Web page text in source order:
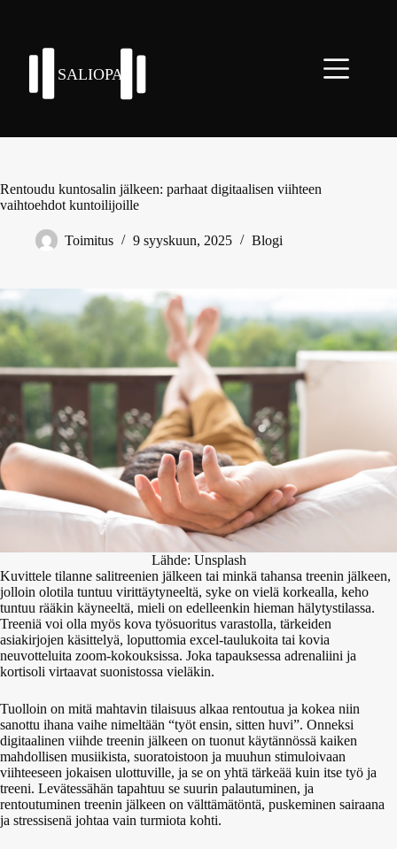
Rentoudu kuntosalin jälkeen: parhaat digitaalisen viihteen
vaihtoehdot kuntoilijoille
Toimitus 9 syyskuun, 2025 Blogi
Lähde: Unsplash
Kuvittele tilanne salitreenien jälkeen tai minkä tahansa treenin jälkeen,
jolloin olotila tuntuu virittäytyneeltä, syke on vielä korkealla, keho
tuntuu rääkin käyneeltä, mieli on edelleenkin hieman hälytystilassa.
Treeniä voi olla myös kova työsuoritus varastolla, tärkeiden
asiakirjojen käsittelyä, loputtomia excel-taulukoita tai kovia
neuvotteluita zoom-kokouksissa. Joka tapauksessa adrenaliini ja
kortisoli virtaavat suonistossa vieläkin.
Tuolloin on mitä mahtavin tilaisuus alkaa rentoutua ja kokea niin
sanottu ihana vaihe nimeltään “työt ensin, sitten huvi”. Onneksi
digitaalinen viihde treenin jälkeen on tuonut käytännössä kaiken
mahdollisen musiikista, suoratoistoon ja muuhun stimuloivaan
viihteeseen jokaisen ulottuville, ja se on yhtä tärkeää kuin itse työ ja
treeni. Levätessähän tapahtuu se suurin palautuminen, ja
rentoutuminen treenin jälkeen on välttämätöntä, puskeminen sairaana
ja stressisenä johtaa vain turmiota kohti.